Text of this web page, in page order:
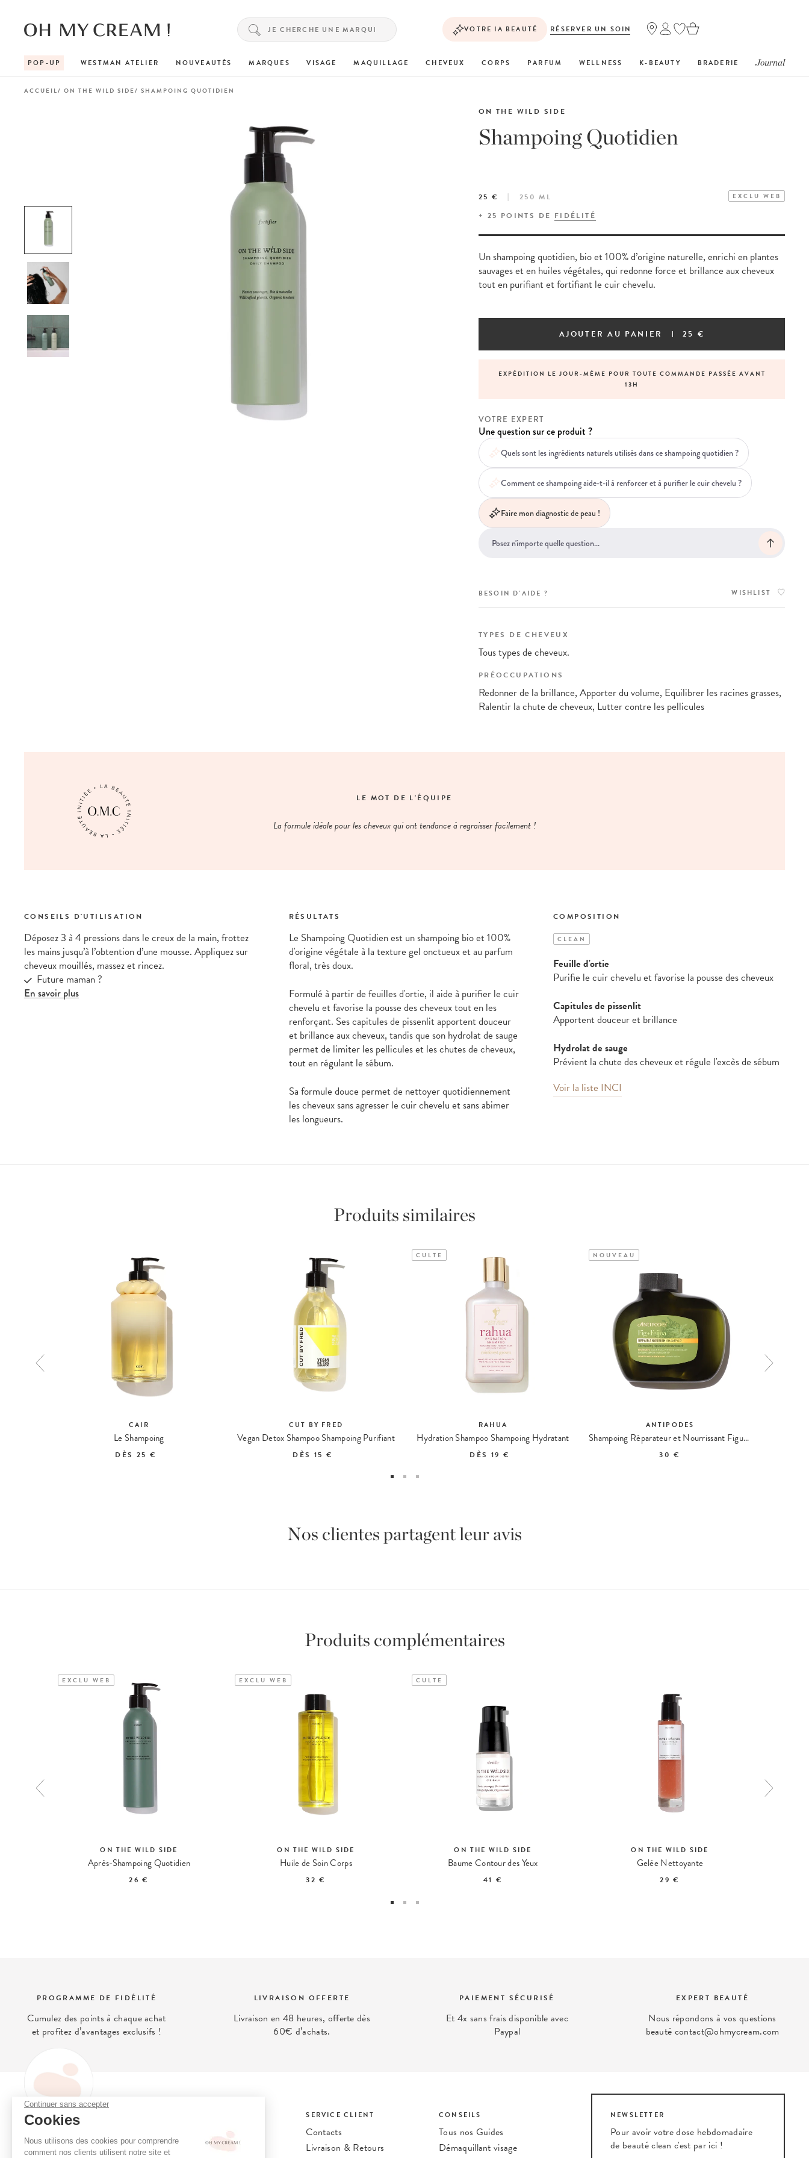
Continuer sans accepter
Cookies
Nous utilisons des cookies pour comprendre
comment nos clients utilisent notre site et
VOTRE IA BEAUTÉ RÉSERVER UN SOIN
POP-UP WESTMAN ATELIER NOUVEAUTÉS MARQUES VISAGE MAQUILLAGE CHEVEUX CORPS PARFUM WELLNESS K-BEAUTY BRADERIE Journal
ACCUEIL ON THE WILD SIDE SHAMPOING QUOTIDIEN
Shampoing Quotidien
ON THE WILD SIDE
25 € 250 ML EXCLU WEB
+ 25 POINTS DE FIDÉLITÉ
Un shampoing quotidien, bio et 100% d’origine naturelle, enrichi en plantes
sauvages et en huiles végétales, qui redonne force et brillance aux cheveux
tout en purifiant et fortifiant le cuir chevelu.
AJOUTER AU PANIER 25 €
EXPÉDITION LE JOUR-MÊME POUR TOUTE COMMANDE PASSÉE AVANT
13H
VOTRE EXPERT
Une question sur ce produit ?
Quels sont les ingrédients naturels utilisés dans ce shampoing quotidien ?
Comment ce shampoing aide-t-il à renforcer et à purifier le cuir chevelu ?
Faire mon diagnostic de peau !
BESOIN D'AIDE ? WISHLIST
TYPES DE CHEVEUX
Tous types de cheveux.
PRÉOCCUPATIONS
Redonner de la brillance, Apporter du volume, Equilibrer les racines grasses,
Ralentir la chute de cheveux, Lutter contre les pellicules
LE MOT DE L'ÉQUIPE
La formule idéale pour les cheveux qui ont tendance à regraisser facilement !
CONSEILS D'UTILISATION RÉSULTATS COMPOSITION
Déposez 3 à 4 pressions dans le creux de la main, frottez
les mains jusqu’à l’obtention d’une mousse. Appliquez sur
cheveux mouillés, massez et rincez.
Future maman ?
En savoir plus
Le Shampoing Quotidien est un shampoing bio et 100%
d'origine végétale à la texture gel onctueux et au parfum
floral, très doux.
Formulé à partir de feuilles d'ortie, il aide à purifier le cuir
chevelu et favorise la pousse des cheveux tout en les
renforçant. Ses capitules de pissenlit apportent douceur
et brillance aux cheveux, tandis que son hydrolat de sauge
permet de limiter les pellicules et les chutes de cheveux,
tout en régulant le sébum.
Sa formule douce permet de nettoyer quotidiennement
les cheveux sans agresser le cuir chevelu et sans abimer
les longueurs.
CLEAN
Feuille d'ortie
Purifie le cuir chevelu et favorise la pousse des cheveux
Capitules de pissenlit
Apportent douceur et brillance
Hydrolat de sauge
Prévient la chute des cheveux et régule l'excès de sébum
Voir la liste INCI
Produits similaires
CAIR
Le Shampoing
DÈS 25 €
CUT BY FRED
Vegan Detox Shampoo Shampoing Purifiant
DÈS 15 €
CULTE
RAHUA
Hydration Shampoo Shampoing Hydratant
DÈS 19 €
NOUVEAU
ANTIPODES
Shampoing Réparateur et Nourrissant Figue et Feijoa
30 €
Nos clientes partagent leur avis
Produits complémentaires
EXCLU WEB
ON THE WILD SIDE
Après-Shampoing Quotidien
26 €
EXCLU WEB
ON THE WILD SIDE
Huile de Soin Corps
32 €
CULTE
ON THE WILD SIDE
Baume Contour des Yeux
41 €
ON THE WILD SIDE
Gelée Nettoyante
29 €
PROGRAMME DE FIDÉLITÉ
Cumulez des points à chaque achat
et profitez d’avantages exclusifs !
LIVRAISON OFFERTE
Livraison en 48 heures, offerte dès
60€ d’achats.
PAIEMENT SÉCURISÉ
Et 4x sans frais disponible avec
Paypal
EXPERT BEAUTÉ
Nous répondons à vos questions
beauté contact@ohmycream.com
de la beauté alternative qui prend
Programme de fidélité
Consultation en ligne
SERVICE CLIENT
Contacts
Livraison & Retours
CONSEILS
Tous nos Guides
Démaquillant visage
NEWSLETTER
Pour avoir votre dose hebdomadaire
de beauté clean c'est par ici !